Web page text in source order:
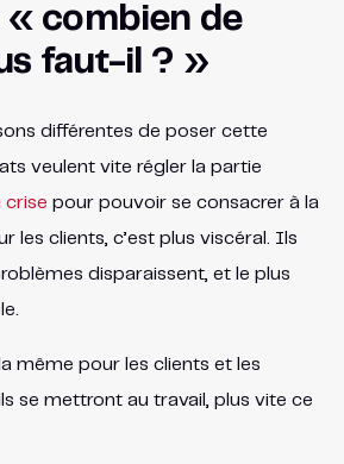
« combien de
faut-il ? »
différentes de poser cette
veulent vite régler la partie
crise pour pouvoir se consacrer à la
les clients, c’est plus viscéral. Ils
disparaissent, et le plus
même pour les clients et les
se mettront au travail, plus vite ce